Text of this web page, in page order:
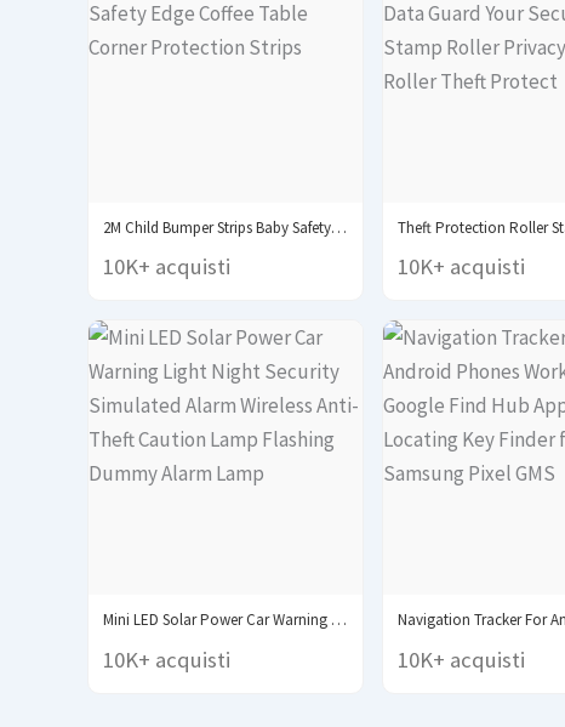
2M Child Bumper Strips Baby Safety Bumper Strips...
10K+ acquisti 10K+ acquisti
Mini LED Solar Power Car Warning Light Night...
10K+ acquisti 10K+ acquisti